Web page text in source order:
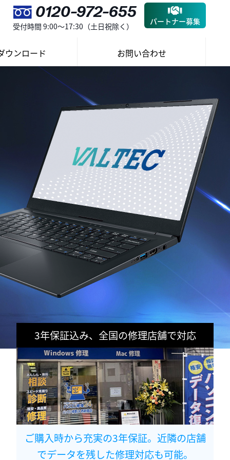
0120-972-655
受付時間 9:00～17:30（土日祝除く） パートナー募集
ウンロード お問い合わせ
3年保証込み、全国の修理店舗で対応
ご購入時から充実の3年保証。近隣の店舗
でデータを残した修理対応も可能。